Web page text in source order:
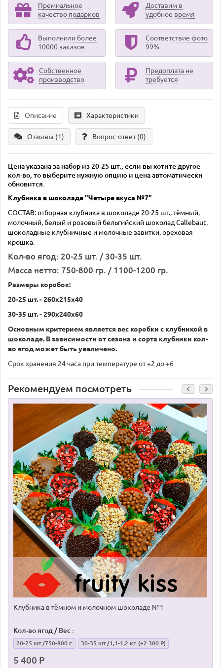
Премиальное
качество подарков
Доставим в
удобное время
Выполнили более
10000 заказов
Соответствие фото
99%
Собственное
производство
Предоплата не
требуется
Описание Характеристики
Отзывы (1) Вопрос-ответ(0)
Цена указана за набор из 20-25 шт., если вы хотите другое
кол-во, то выберите нужную опцию и цена автоматически
обновится.
Клубника в шоколаде "Четыре вкуса №7"
СОСТАВ: отборная клубника в шоколаде 20-25 шт., тёмный,
молочный, белый и розовый бельгийский шоколад Callebaut,
шоколадные клубничные и молочные завитки, ореховая
крошка.
Кол-во ягод: 20-25 шт. / 30-35 шт.
Масса нетто: 750-800 гр. / 1100-1200 гр.
Размеры коробок:
20-25 шт. - 260х215х40
30-35 шт. - 290х240х60
Основным критерием является вес коробки с клубникой в
шоколаде. В зависимости от сезона и сорта клубники кол-
во ягод может быть увеличено.
Срок хранения 24 часа при температуре от +2 до +6
Рекомендуем посмотреть
Клубника в тёмном и молочном шоколаде №1
Кол-во ягод / Вес :
20-25 шт./750-800 г. 30-35 шт./1,1-1,2 кг. (+2 300 Р)
5 400 Р